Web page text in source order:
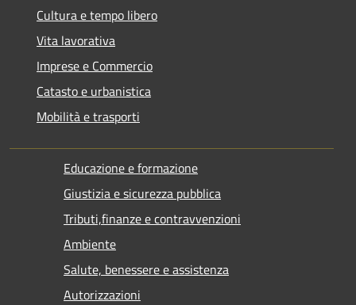
Cultura e tempo libero
Vita lavorativa
Imprese e Commercio
Catasto e urbanistica
Mobilità e trasporti
Educazione e formazione
Giustizia e sicurezza pubblica
Tributi,finanze e contravvenzioni
Ambiente
Salute, benessere e assistenza
Autorizzazioni